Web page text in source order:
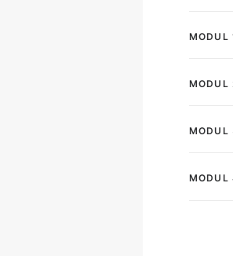
MODUL
MODUL
MODUL
MODUL